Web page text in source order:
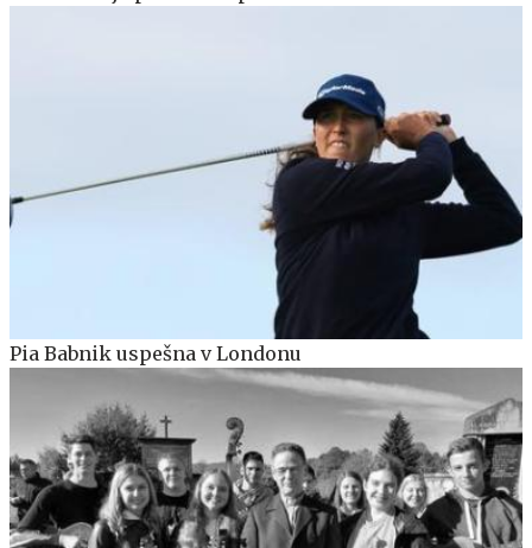
Pia Babnik uspešna v Londonu